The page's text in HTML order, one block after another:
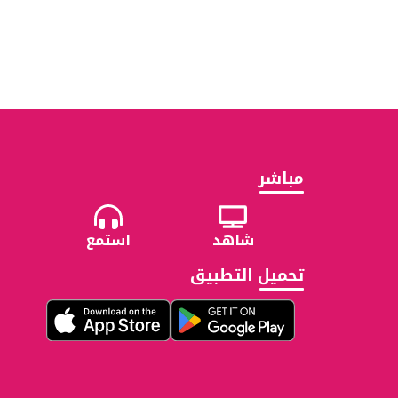
مباشر
شاهد استمع
تحميل التطبيق